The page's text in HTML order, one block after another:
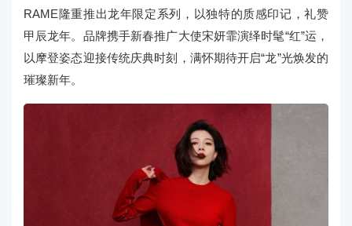
RAME隆重推出龙年限定系列，以独特的质感印记，礼赞
甲辰龙年。品牌携手新春推广大使宋妍霏演绎时髦“红”运，
以摩登姿态迎接传统庆典时刻，满怀期待开启“龙”光焕发的
璀璨新年。